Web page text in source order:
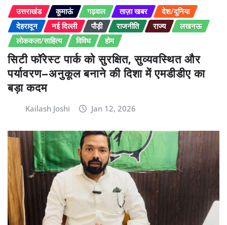
उत्तराखंड कुमाऊं गढ़वाल ताज़ा खबर
देश/दुनिया
देहरादून
नई दिल्ली पौड़ी राजनीति राज्य
लखनऊ
लोककला/साहित्य
विविध होम
सिटी फॉरेस्ट पार्क को सुरक्षित, सुव्यवस्थित और
पर्यावरण–अनुकूल बनाने की दिशा में एमडीडीए का
बड़ा कदम
Kailash Joshi Jan 12, 2026